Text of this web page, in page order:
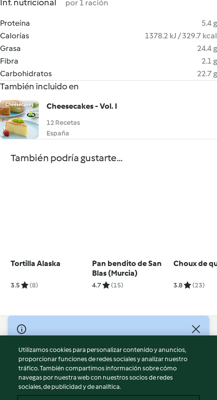
Inf. nutricional por 1 ración
Proteína
5.4 g
Calorías
1378.2 kJ / 329.7 kcal
Grasa
24.4 g
Fibra
2.1 g
Carbohidratos
22.7 g
También incluido en
Cheesecakes - Vol. I
12 Recetas
España
También podría gustarte...
Tortilla Alaska
3.5 (8)
Pan bendito de San
Blas (Murcia)
4.7 (15)
Choux de
3.8 (23)
© Copyright 2026
Términos de uso
Política de privacidad
Aviso legal
Información legal
Utilizamos cookies para personalizar contenido y anuncios,
proporcionar funciones de redes sociales y analizar nuestro
tráfico. También compartimos información sobre cómo
navegas por nuestra web con nuestros socios de redes
sociales, de publicidad y de analítica.